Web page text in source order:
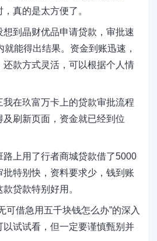
真的是太方便了。
想到晶财优品申请贷款，审批速
能得出结果。资金到账迅速，
款方式灵活，可以根据个人情
我在玖富万卡上的贷款审批流程
刷新页面，资金就已经到位
路上用了行者商城贷款借了5000
特别快，资料要求少，钱到账
贷款特别好用。
可借急用五千块钱怎么办”的深入
试试看，但一定要谨慎甄别并